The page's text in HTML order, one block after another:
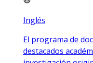
Inglés
El programa de
destacados